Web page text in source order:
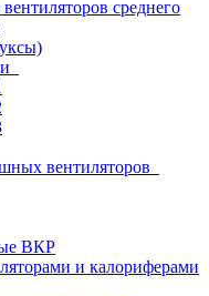
среднего
вентиляторов
ВКР
и калориферами